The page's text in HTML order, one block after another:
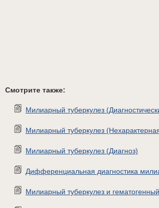
Смотрите также:
Милиарный туберкулез
Милиарный туберкулез
Милиарный туберкулез (Диагноз)
Дифференциальная диагностика
Милиарный туберкулез и